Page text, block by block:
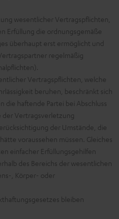
wesentlicher Vertragspflichten,
Erfüllung die ordnungsgemäße
überhaupt erst ermöglicht und
regelmäßig
Vertragspflichten, welche
beruhen, beschränkt sich
die haftende Partei bei Abschluss
der Vertragsverletzung
der Umstände, die
voraussehen müssen. Gleiches
einfacher Erfüllungsgehilfen
des Bereichs der wesentlichen
, Körper- oder
bleiben